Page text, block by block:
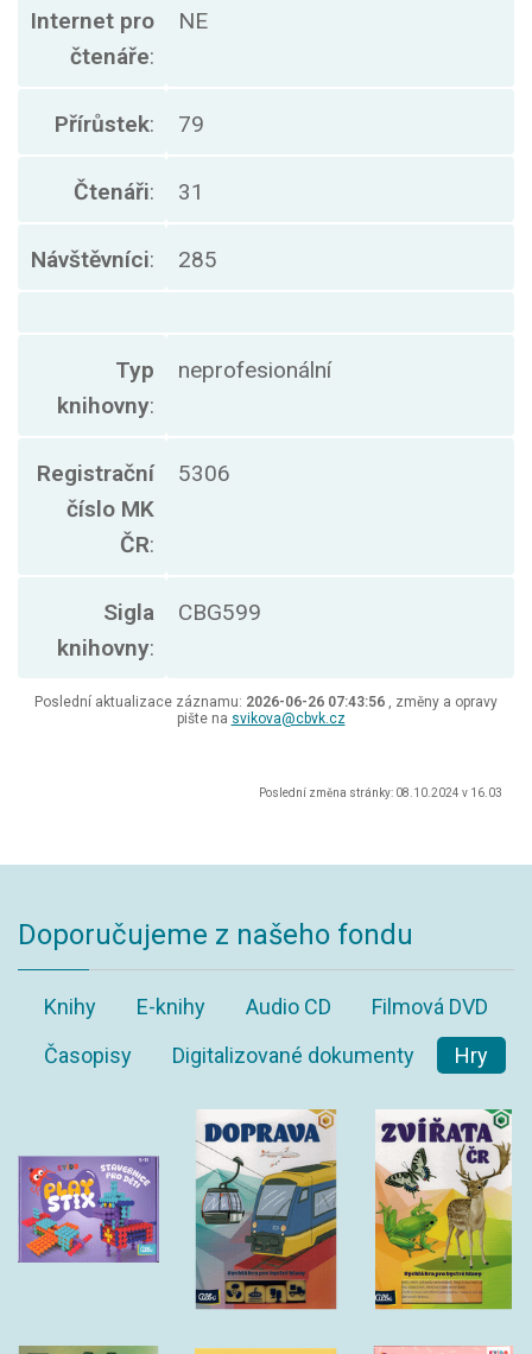
Internet pro
čtenáře:
NE
Přírůstek: 79
Čtenáři: 31
Návštěvníci: 285
Typ
knihovny:
neprofesionální
Registrační
číslo MK
ČR:
5306
Sigla
knihovny:
CBG599
Poslední aktualizace záznamu: 2026-06-26 07:43:56 , změny a opravy
pište na svikova@cbvk.cz
Poslední změna stránky: 08.10.2024 v 16.03
Doporučujeme z našeho fondu
Knihy E-knihy Audio CD
Filmová DVD
Časopisy
Digitalizované dokumenty Hry